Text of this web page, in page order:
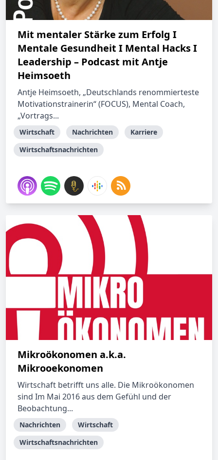
Mit mentaler Stärke zum Erfolg I
Mentale Gesundheit I Mental Hacks I
Leadership – Podcast mit Antje
Heimsoeth
Antje Heimsoeth, „Deutschlands renommierteste
Motivationstrainerin“ (FOCUS), Mental Coach,
„Vortrags...
Wirtschaft Nachrichten
Karriere
Wirtschaftsnachrichten
Mikroökonomen a.k.a.
Mikrooekonomen
Wirtschaft betrifft uns alle. Die Mikroökonomen
sind Im Mai 2016 aus dem Gefühl und der
Beobachtung...
Nachrichten
Wirtschaft
Wirtschaftsnachrichten